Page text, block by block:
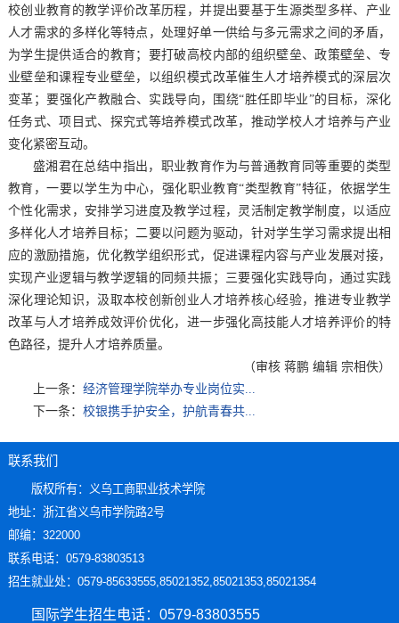
校创业教育的教学评价改革历程，并提出要基于生源类型多样、产业
人才需求的多样化等特点，处理好单一供给与多元需求之间的矛盾，
为学生提供适合的教育；要打破高校内部的组织壁垒、政策壁垒、专
业壁垒和课程专业壁垒，以组织模式改革催生人才培养模式的深层次
变革；要强化产教融合、实践导向，围绕“胜任即毕业”的目标，深化
任务式、项目式、探究式等培养模式改革，推动学校人才培养与产业
变化紧密互动。
盛湘君在总结中指出，职业教育作为与普通教育同等重要的类型
教育，一要以学生为中心，强化职业教育“类型教育”特征，依据学生
个性化需求，安排学习进度及教学过程，灵活制定教学制度，以适应
多样化人才培养目标；二要以问题为驱动，针对学生学习需求提出相
应的激励措施，优化教学组织形式，促进课程内容与产业发展对接，
实现产业逻辑与教学逻辑的同频共振；三要强化实践导向，通过实践
深化理论知识，汲取本校创新创业人才培养核心经验，推进专业教学
改革与人才培养成效评价优化，进一步强化高技能人才培养评价的特
色路径，提升人才培养质量。
（审核 蒋鹏 编辑 宗相佚）
上一条： 经济管理学院举办专业岗位实...
下一条： 校银携手护安全，护航青春共...
联系我们
版权所有：义乌工商职业技术学院
地址：浙江省义乌市学院路2号
邮编：322000
联系电话：0579-83803513
招生就业处：0579-85633555,85021352,85021353,85021354
国际学生招生电话：0579-83803555